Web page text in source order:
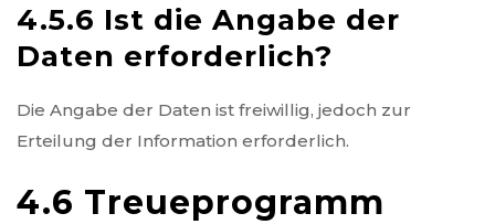
4.5.6 Ist die Angabe der
Daten erforderlich?
Die Angabe der Daten ist freiwillig, jedoch zur
Erteilung der Information erforderlich.
4.6 Treueprogramm